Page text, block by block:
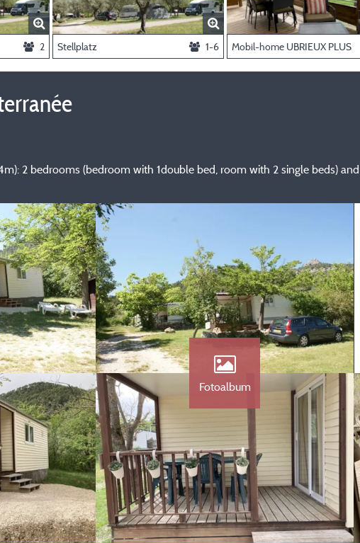
2 Stellplatz 1-6 Mobil-home UBRIEUX PLUS
2 bedrooms (bedroom with 1double bed, room with 2 single beds)
Fotoalbum